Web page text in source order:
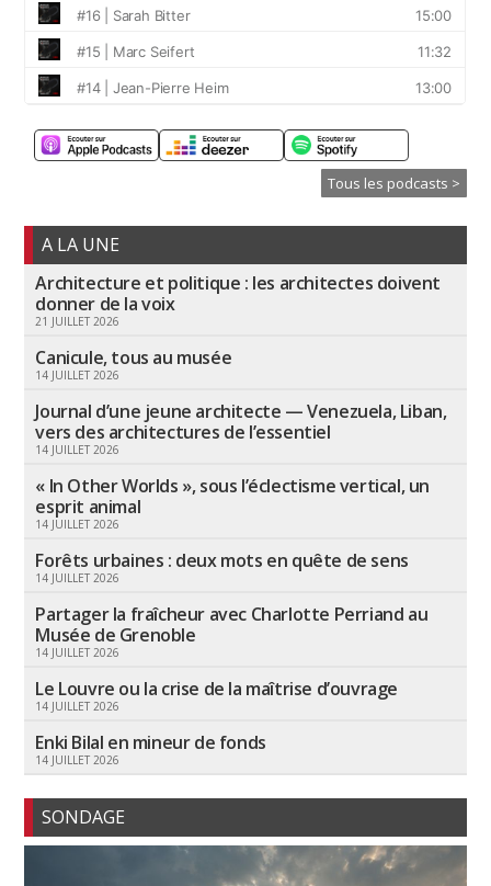
Tous les podcasts >
A LA UNE
Architecture et politique : les architectes doivent
donner de la voix
21 JUILLET 2026
Canicule, tous au musée
14 JUILLET 2026
Journal d’une jeune architecte — Venezuela, Liban,
vers des architectures de l’essentiel
14 JUILLET 2026
« In Other Worlds », sous l’éclectisme vertical, un
esprit animal
14 JUILLET 2026
Forêts urbaines : deux mots en quête de sens
14 JUILLET 2026
Partager la fraîcheur avec Charlotte Perriand au
Musée de Grenoble
14 JUILLET 2026
Le Louvre ou la crise de la maîtrise d’ouvrage
14 JUILLET 2026
Enki Bilal en mineur de fonds
14 JUILLET 2026
SONDAGE